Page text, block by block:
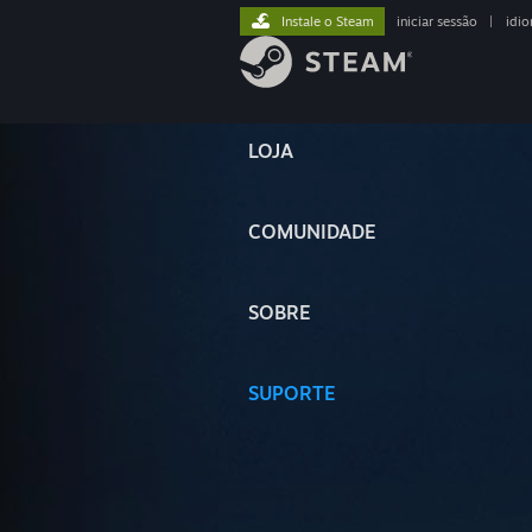
LOJA
COMUNIDADE
SOBRE
SUPORTE
Instale o Steam iniciar sessão